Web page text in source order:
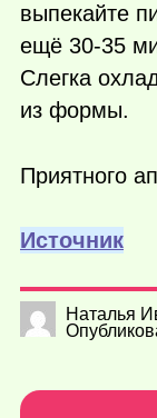
выпекайте
ещё 30-35
Слегка
из формы.
Приятного
Источник
Наталья